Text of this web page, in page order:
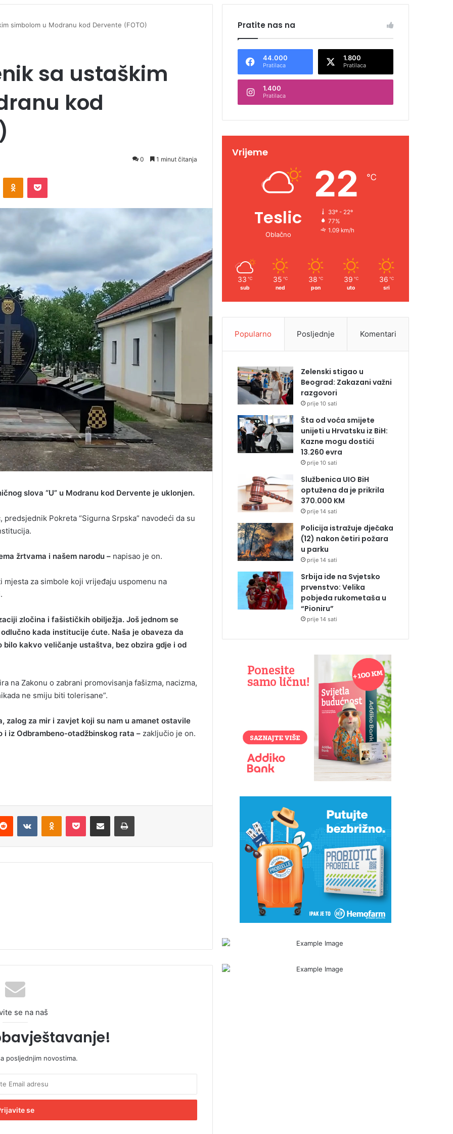
simbolom u Modranu kod Dervente (FOTO)
sa ustaškim
kod
0 1 minut čitanja
slova “U” u Modranu kod Dervente je uklonjen.
Pokreta “Sigurna Srpska” navodeći da su
žrtvama i našem narodu – napisao je on.
za simbole koji vrijeđaju uspomenu na
zločina i fašističkih obilježja. Još jednom se
kada institucije ćute. Naša je obaveza da
kakvo veličanje ustaštva, bez obzira gdje i od
na Zakonu o zabrani promovisanja fašizma, nacizma,
ne smiju biti tolerisane”.
zalog za mir i zavjet koji su nam u amanet ostavile
iz Odbrambeno-otadžbinskog rata – zaključio je on.
se na naš
posljednjim novostima.
Pratite nas na
44.000
Pratilaca
1.800
Pratilaca
1.400
Pratilaca
Vrijeme
Teslic
Oblačno
22 ℃
33º - 22º
77%
1.09 km/h
33 ℃
sub
35 ℃
ned
38 ℃
pon
39 ℃
uto
36 ℃
sri
Popularno Posljednje Komentari
Zelenski stigao u
Beograd: Zakazani važni
razgovori
prije 10 sati
Šta od voća smijete
unijeti u Hrvatsku iz BiH:
Kazne mogu dostići
13.260 evra
prije 10 sati
Službenica UIO BiH
optužena da je prikrila
370.000 KM
prije 14 sati
Policija istražuje dječaka
(12) nakon četiri požara
u parku
prije 14 sati
Srbija ide na Svjetsko
prvenstvo: Velika
pobjeda rukometaša u
“Pioniru”
prije 14 sati